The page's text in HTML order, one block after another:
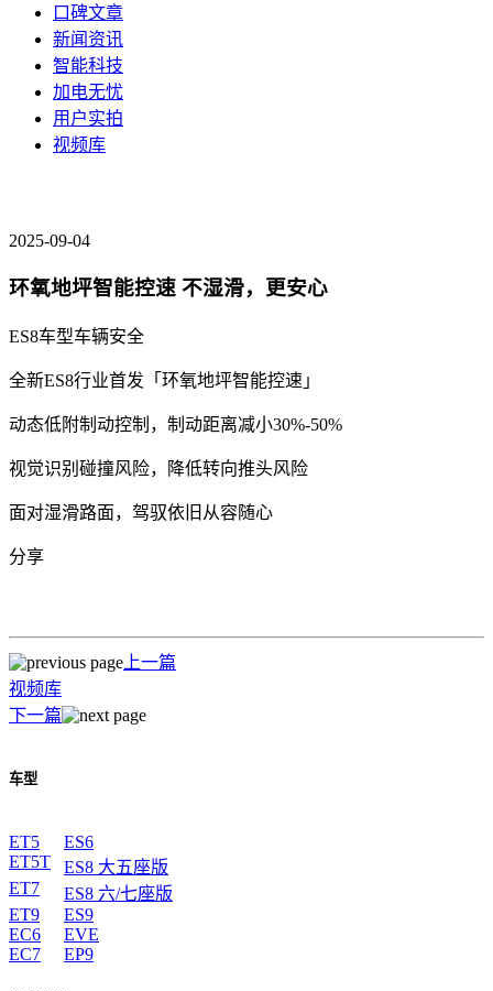
口碑文章
新闻资讯
智能科技
加电无忧
用户实拍
视频库
2025-09-04
环氧地坪智能控速 不湿滑，更安心
ES8车型车辆安全
全新ES8行业首发「环氧地坪智能控速」
动态低附制动控制，制动距离减小30%-50%
视觉识别碰撞风险，降低转向推头风险
面对湿滑路面，驾驭依旧从容随心
分享
上一篇
视频库
下一篇
车型
ET5
ET5T
ET7
ET9
EC6
EC7
ES6
ES8 大五座版
ES8 六/七座版
ES9
EVE
EP9